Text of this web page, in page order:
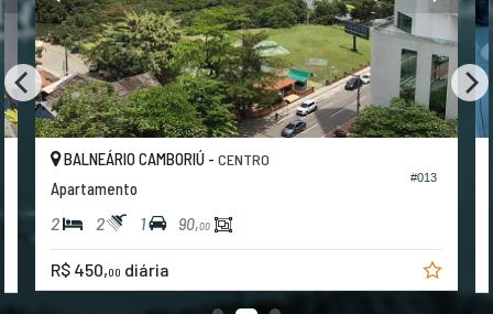
#013
BALNEÁRIO CAMBORIÚ - CENTRO
Apartamento
2 2 1 90,00
R$ 450,00 diária